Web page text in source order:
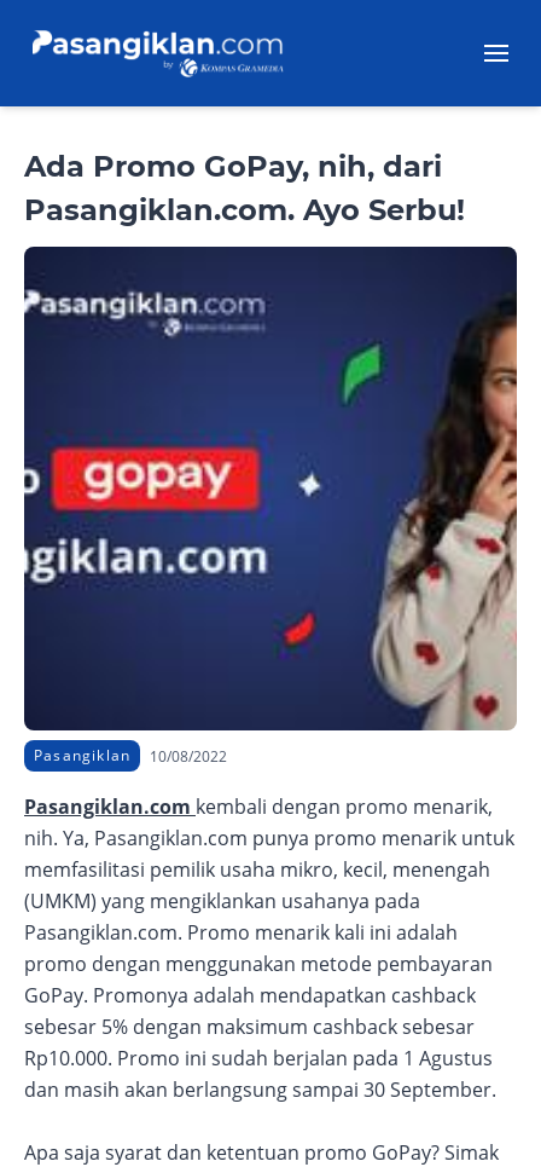
Ada Promo GoPay, nih, dari
Pasangiklan.com. Ayo Serbu!
Pasangiklan 10/08/2022
Pasangiklan.com kembali dengan promo menarik,
nih. Ya, Pasangiklan.com punya promo menarik untuk
memfasilitasi pemilik usaha mikro, kecil, menengah
(UMKM) yang mengiklankan usahanya pada
Pasangiklan.com. Promo menarik kali ini adalah
promo dengan menggunakan metode pembayaran
GoPay. Promonya adalah mendapatkan cashback
sebesar 5% dengan maksimum cashback sebesar
Rp10.000. Promo ini sudah berjalan pada 1 Agustus
dan masih akan berlangsung sampai 30 September.
Apa saja syarat dan ketentuan promo GoPay? Simak